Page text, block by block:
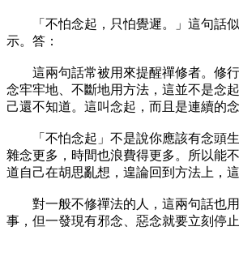
「不怕念起，只怕覺遲。」這句話似
示。答：
這兩句話常被用來提醒禪修者。修行
念牢牢地、不斷地用方法，這並不是念
己還不知道。這叫念起，而且是連續的
「不怕念起」不是說你應該有念頭生
雜念更多，時間也浪費得更多。所以能
道自己在胡思亂想，遑論回到方法上，
對一般不修禪法的人，這兩句話也用
事，但一發現有邪念、惡念就要立刻停